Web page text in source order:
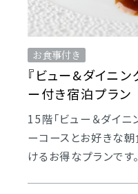
『ビュー&ダイニ
ー付き宿泊プラン
お食事付き
15階「ビュー＆ダイ
ーコースとお好きな
けるお得なプランです。